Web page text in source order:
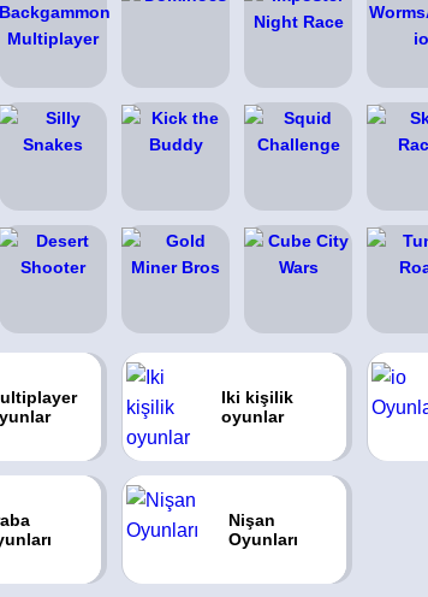
Iki kişilik
oyunlar
Nişan
Oyunları